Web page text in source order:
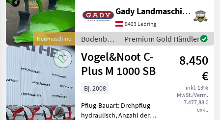
Neumaschine
Scheibensech, hydr.
Schnittbreitenverstellung,
Stützrad, Vorschäler - 3 -
Schar - C-Plus Pflugkörper -
Gady Landmaschinen GmbH
8403 Lebring
Bodenbearbeitung
/ Amazone
Premium Gold Händler
Vogel&Noot C-
Plus M 1000 SB
8.450
€
inkl. 13%
MwSt./Verm.
7.477,88 €
exkl.
Bj. 2008
Pflug-Bauart: Drehpflug
hydraulisch, Anzahl der